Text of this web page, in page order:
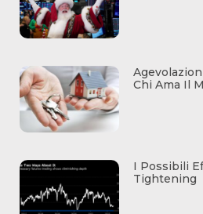
Chi Ama Il
I Possibili
Tightening